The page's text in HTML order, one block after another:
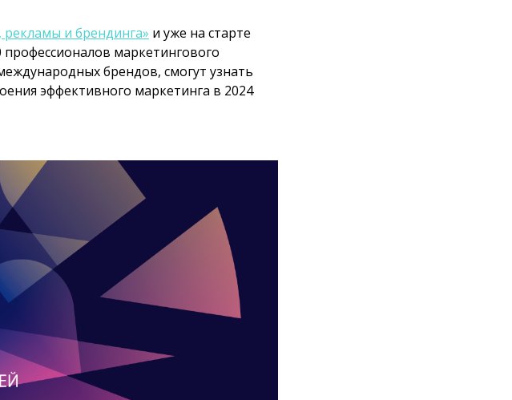
и брендинга» и уже на старте
маркетингового
брендов, смогут узнать
эффективного маркетинга в 2024